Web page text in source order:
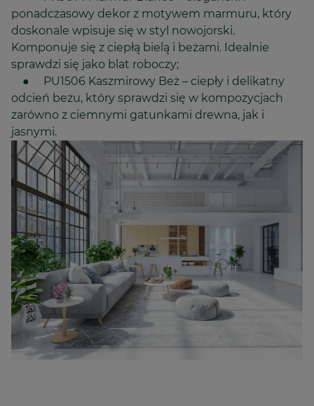
ponadczasowy dekor z motywem marmuru, który
doskonale wpisuje się w styl nowojorski.
Komponuje się z ciepłą bielą i beżami. Idealnie
sprawdzi się jako blat roboczy;
● PU1506 Kaszmirowy Beż – ciepły i delikatny
odcień beżu, który sprawdzi się w kompozycjach
zarówno z ciemnymi gatunkami drewna, jak i
jasnymi.